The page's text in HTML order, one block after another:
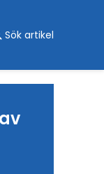
Sök artikel